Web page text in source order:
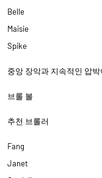
Belle
Maisie
Spike
중앙 장악과 지속적인 압
브롤 볼
추천 브롤러
Fang
Janet